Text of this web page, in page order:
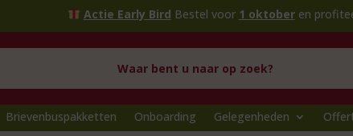
Actie Early BirdBestel voor 1 oktoberen profiteer van extra
Brievenbuspakketten Onboarding Gelegenheden